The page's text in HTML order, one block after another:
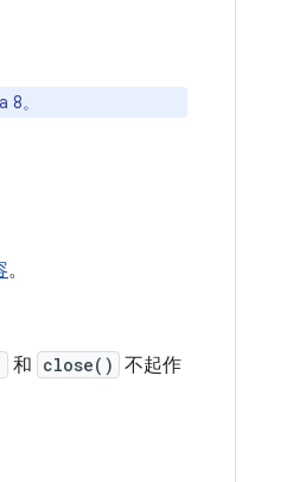
8。
。
和 close() 不起作